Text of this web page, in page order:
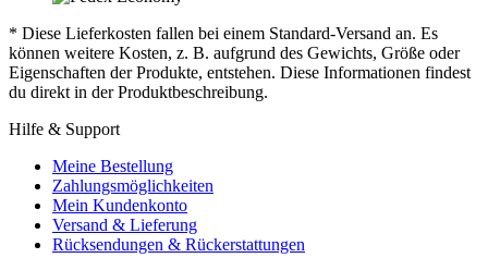
* Diese Lieferkosten fallen bei einem Standard-Versand an. Es
können weitere Kosten, z. B. aufgrund des Gewichts, Größe oder
Eigenschaften der Produkte, entstehen. Diese Informationen findest
du direkt in der Produktbeschreibung.
Hilfe & Support
Meine Bestellung
Zahlungsmöglichkeiten
Mein Kundenkonto
Versand & Lieferung
Rücksendungen & Rückerstattungen